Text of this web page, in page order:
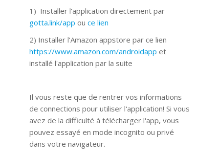
1) Installer l'application directement par
gotta.link/app ou ce lien
2) Installer l'Amazon appstore par ce lien
https://www.amazon.com/androidapp et
installé l'application par la suite
Il vous reste que de rentrer vos informations
de connections pour utiliser l'application! Si vous
avez de la difficulté à télécharger l'app, vous
pouvez essayé en mode incognito ou privé
dans votre navigateur.